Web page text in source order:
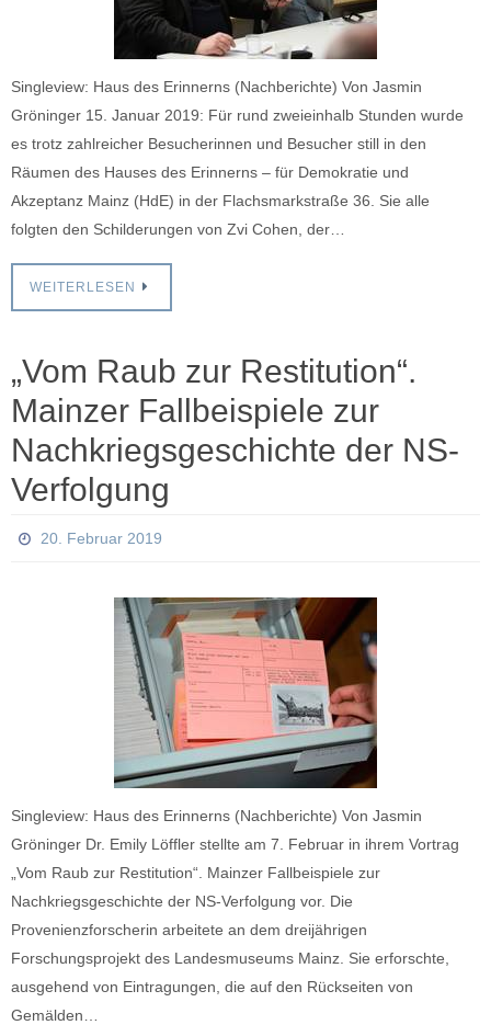
Singleview: Haus des Erinnerns (Nachberichte) Von Jasmin
Gröninger 15. Januar 2019: Für rund zweieinhalb Stunden wurde
es trotz zahlreicher Besucherinnen und Besucher still in den
Räumen des Hauses des Erinnerns – für Demokratie und
Akzeptanz Mainz (HdE) in der Flachsmarkstraße 36. Sie alle
folgten den Schilderungen von Zvi Cohen, der…
WEITERLESEN
„Vom Raub zur Restitution“.
Mainzer Fallbeispiele zur
Nachkriegsgeschichte der NS-
Verfolgung
20. Februar 2019
Singleview: Haus des Erinnerns (Nachberichte) Von Jasmin
Gröninger Dr. Emily Löffler stellte am 7. Februar in ihrem Vortrag
„Vom Raub zur Restitution“. Mainzer Fallbeispiele zur
Nachkriegsgeschichte der NS-Verfolgung vor. Die
Provenienzforscherin arbeitete an dem dreijährigen
Forschungsprojekt des Landesmuseums Mainz. Sie erforschte,
ausgehend von Eintragungen, die auf den Rückseiten von
Gemälden…